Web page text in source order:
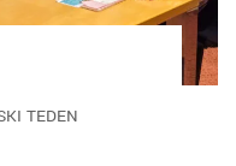
TEDEN